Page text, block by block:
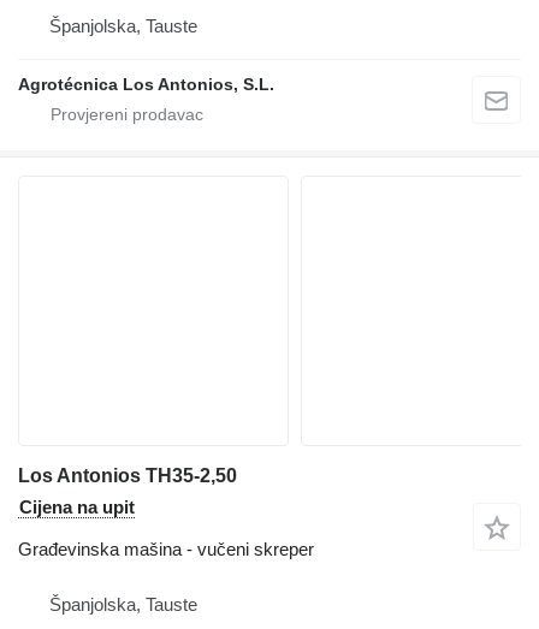
Španjolska, Tauste
Agrotécnica Los Antonios, S.L.
Los Antonios TH35-2,50
Cijena na upit
Građevinska mašina - vučeni skreper
Španjolska, Tauste